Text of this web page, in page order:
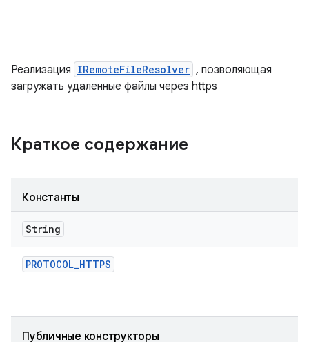
Реализация IRemoteFileResolver , позволяющая
загружать удаленные файлы через https
Краткое содержание
Константы
String
PROTOCOL_HTTPS
Публичные конструкторы